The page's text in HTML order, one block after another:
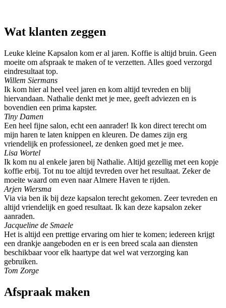
Wat klanten zeggen
Leuke kleine Kapsalon kom er al jaren. Koffie is altijd bruin. Geen
moeite om afspraak te maken of te verzetten. Alles goed verzorgd
eindresultaat top.
Willem Siermans
Ik kom hier al heel veel jaren en kom altijd tevreden en blij
hiervandaan. Nathalie denkt met je mee, geeft adviezen en is
bovendien een prima kapster.
Tiny Damen
Een heel fijne salon, echt een aanrader! Ik kon direct terecht om
mijn haren te laten knippen en kleuren. De dames zijn erg
vriendelijk en professioneel, ze denken goed met je mee.
Lisa Wortel
Ik kom nu al enkele jaren bij Nathalie. Altijd gezellig met een kopje
koffie erbij. Tot nu toe altijd tevreden over het resultaat. Zeker de
moeite waard om even naar Almere Haven te rijden.
Arjen Wiersma
Via via ben ik bij deze kapsalon terecht gekomen. Zeer tevreden en
altijd vriendelijk en goed resultaat. Ik kan deze kapsalon zeker
aanraden.
Jacqueline de Smaele
Het is altijd een prettige ervaring om hier te komen; iedereen krijgt
een drankje aangeboden en er is een breed scala aan diensten
beschikbaar voor elk haartype dat wel wat verzorging kan
gebruiken.
Tom Zorge
Afspraak maken